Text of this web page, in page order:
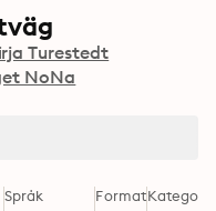
Turestedt
NoNa
Språk FormatKategori